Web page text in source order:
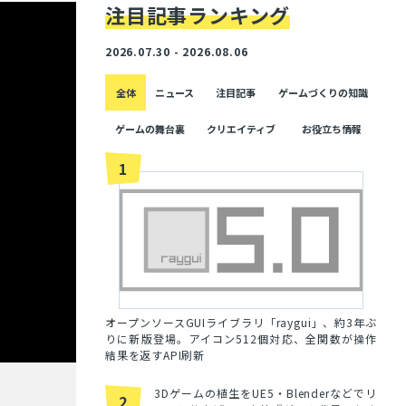
注目記事ランキング
2026.07.30 - 2026.08.06
全体 ニュース 注目記事 ゲームづくりの知識
ゲームの舞台裏 クリエイティブ お役立ち情報
1
オープンソースGUIライブラリ「raygui」、約3年ぶ
りに新版登場。アイコン512個対応、全関数が操作
結果を返すAPI刷新
2
3Dゲームの植生をUE5・Blenderなどでリ